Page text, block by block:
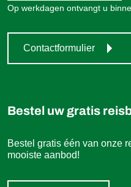
Op werkdagen ontvangt u
Contactformulier
Bestel uw gratis
Bestel gratis één van onze
mooiste aanbod!